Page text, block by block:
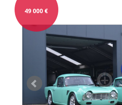
49 000 €